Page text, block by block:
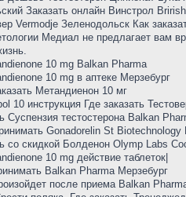
Заказать онлайн Винстрол
Vermodje Зеленодольск Как
Медиал не предлагает вам
10 mg Balkan Pharma
10 mg в аптеке Мерзебург
Метандиенон 10 мг
10 инструкция Где заказать
Суспензия тестостерона Balkan
Gonadorelin St
со скидкой Болденон Olymp Labs
10 mg действие таблеток|
Balkan Pharma Мерзебург
после приема Balkan